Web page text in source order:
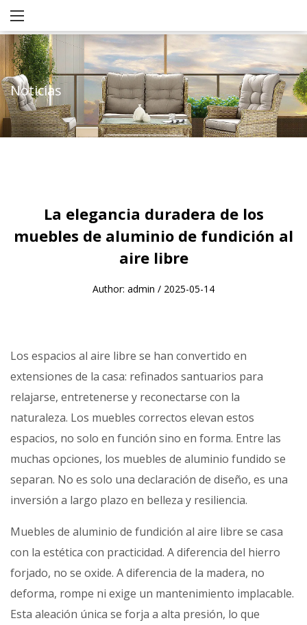
Noticias
La elegancia duradera de los
muebles de aluminio de fundición al
aire libre
Author: admin / 2025-05-14
Los espacios al aire libre se han convertido en
extensiones de la casa: refinados santuarios para
relajarse, entretenerse y reconectarse con la
naturaleza. Los muebles correctos elevan estos
espacios, no solo en función sino en forma. Entre las
muchas opciones, los muebles de aluminio fundido se
separan. No es solo una declaración de diseño, es una
inversión a largo plazo en belleza y resiliencia.
Muebles de aluminio de fundición al aire libre se casa
con la estética con practicidad. A diferencia del hierro
forjado, no se oxide. A diferencia de la madera, no
deforma, rompe ni exige un mantenimiento implacable.
Esta aleación única se forja a alta presión, lo que